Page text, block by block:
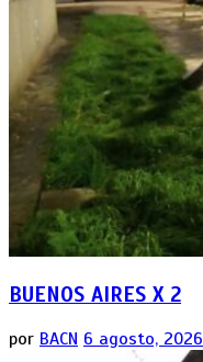
BUENOS AIRES X 2
por BACN 6 agosto, 2026